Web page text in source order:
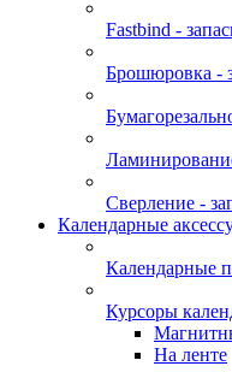
Fastbind -
Брошюровка -
Сверление -
Календарные
Календарные
Курсоры
На ленте